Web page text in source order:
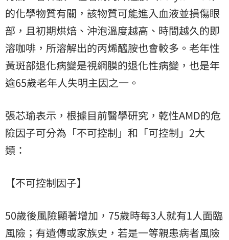
的化學物質有關，該物質可能進入血液並損傷眼
部，且初期烘焙、沖泡溫度越高、時間越久的即
溶咖啡，所溶解出的丙烯醯胺也會較多。老年性
黃斑部退化病變是視網膜的退化性病變，也是年
逾65歲老年人失明主因之一。
張芯瑜表示，根據目前醫學研究，乾性AMD的危
險因子可分為「不可控制」和「可控制」2大
類：
【不可控制因子】
50歲後風險顯著增加，75歲時每3人就有1人面臨
風險；有遺傳或家族史，若是一等親患病者風險